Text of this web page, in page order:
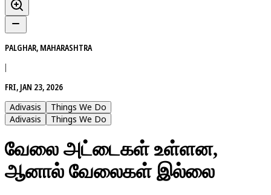
PALGHAR, MAHARASHTRA
|
FRI, JAN 23, 2026
Adivasis
Things We Do
Adivasis
Things We Do
வேலை அட்டைகள் உள்ளன,
ஆனால் வேலைகள் இல்லை